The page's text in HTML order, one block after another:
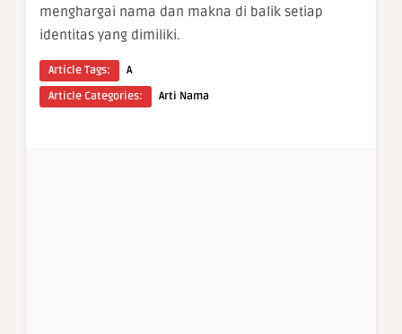
menghargai nama dan makna di balik setiap
identitas yang dimiliki.
Article Tags:
A
Article Categories:
Arti Nama